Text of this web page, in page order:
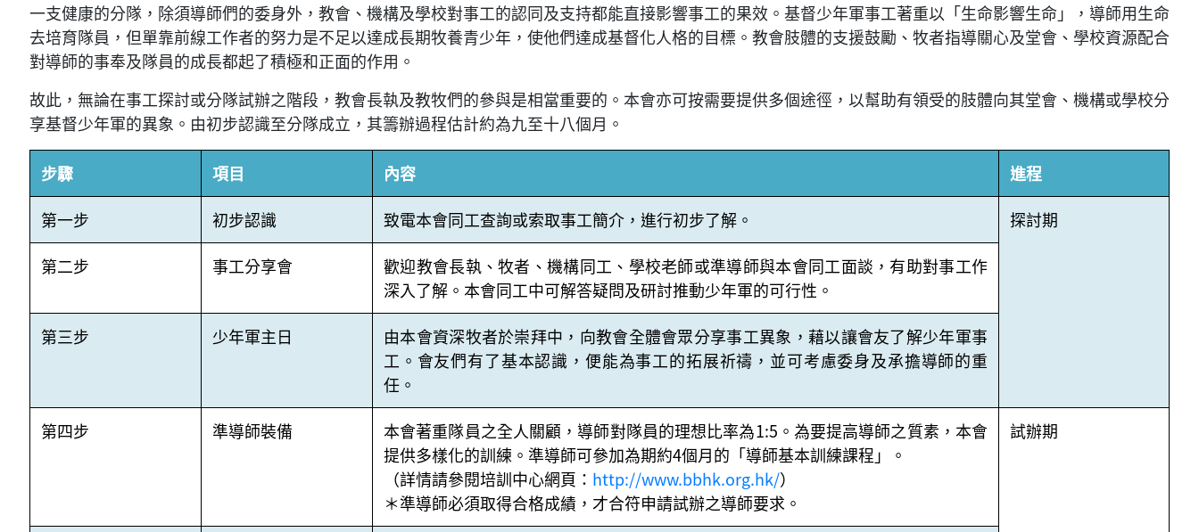
一支健康的分隊，除須導師們的委身外，教會、機構及學校對事工的認同及支持都能直接影響事工的果效。基督少年軍事工著重以「生命影響生命」，導師用生命
去培育隊員，但單靠前線工作者的努力是不足以達成長期牧養青少年，使他們達成基督化人格的目標。教會肢體的支援鼓勵、牧者指導關心及堂會、學校資源配合
對導師的事奉及隊員的成長都起了積極和正面的作用。
故此，無論在事工探討或分隊試辦之階段，教會長執及教牧們的參與是相當重要的。本會亦可按需要提供多個途徑，以幫助有領受的肢體向其堂會、機構或學校分
享基督少年軍的異象。由初步認識至分隊成立，其籌辦過程估計約為九至十八個月。
步驟 項目 內容
進程
第一步
初步認識 致電本會同工查詢或索取事工簡介，進行初步了解。
探討期
第二步
事工分享會
歡迎教會長執、牧者、機構同工、學校老師或準導師與本會同工面談，有助對事工作
深入了解。本會同工中可解答疑問及研討推動少年軍的可行性。
第三步
少年軍主日
由本會資深牧者於崇拜中，向教會全體會眾分享事工異象，藉以讓會友了解少年軍事
工。會友們有了基本認識，便能為事工的拓展祈禱，並可考慮委身及承擔導師的重
任。
第四步
準導師裝備
本會著重隊員之全人關顧，導師對隊員的理想比率為1:5。為要提高導師之質素，本會
提供多樣化的訓練。準導師可參加為期約4個月的「導師基本訓練課程」。
（詳情請參閱培訓中心網頁： http://www.bbhk.org.hk/）
＊準導師必須取得合格成績，才合符申請試辦之導師要求。
試辦期